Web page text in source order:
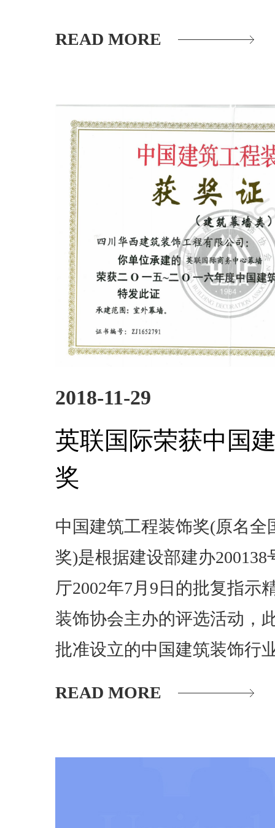
READ MORE
2018-11-29
英联国际荣获中国
奖
中国建筑工程装饰奖(原名全
奖)是根据建设部建办
厅2002年7月9日的批复指示
装饰协会主办的评选活动，
批准设立的中国建筑装饰行
READ MORE